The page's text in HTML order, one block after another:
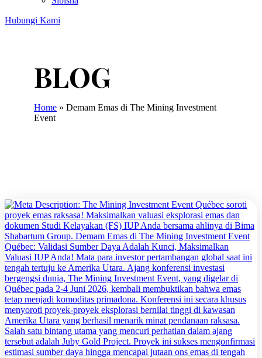
Hubungi Kami
Home » Demam Emas di The Mining Investment
Event